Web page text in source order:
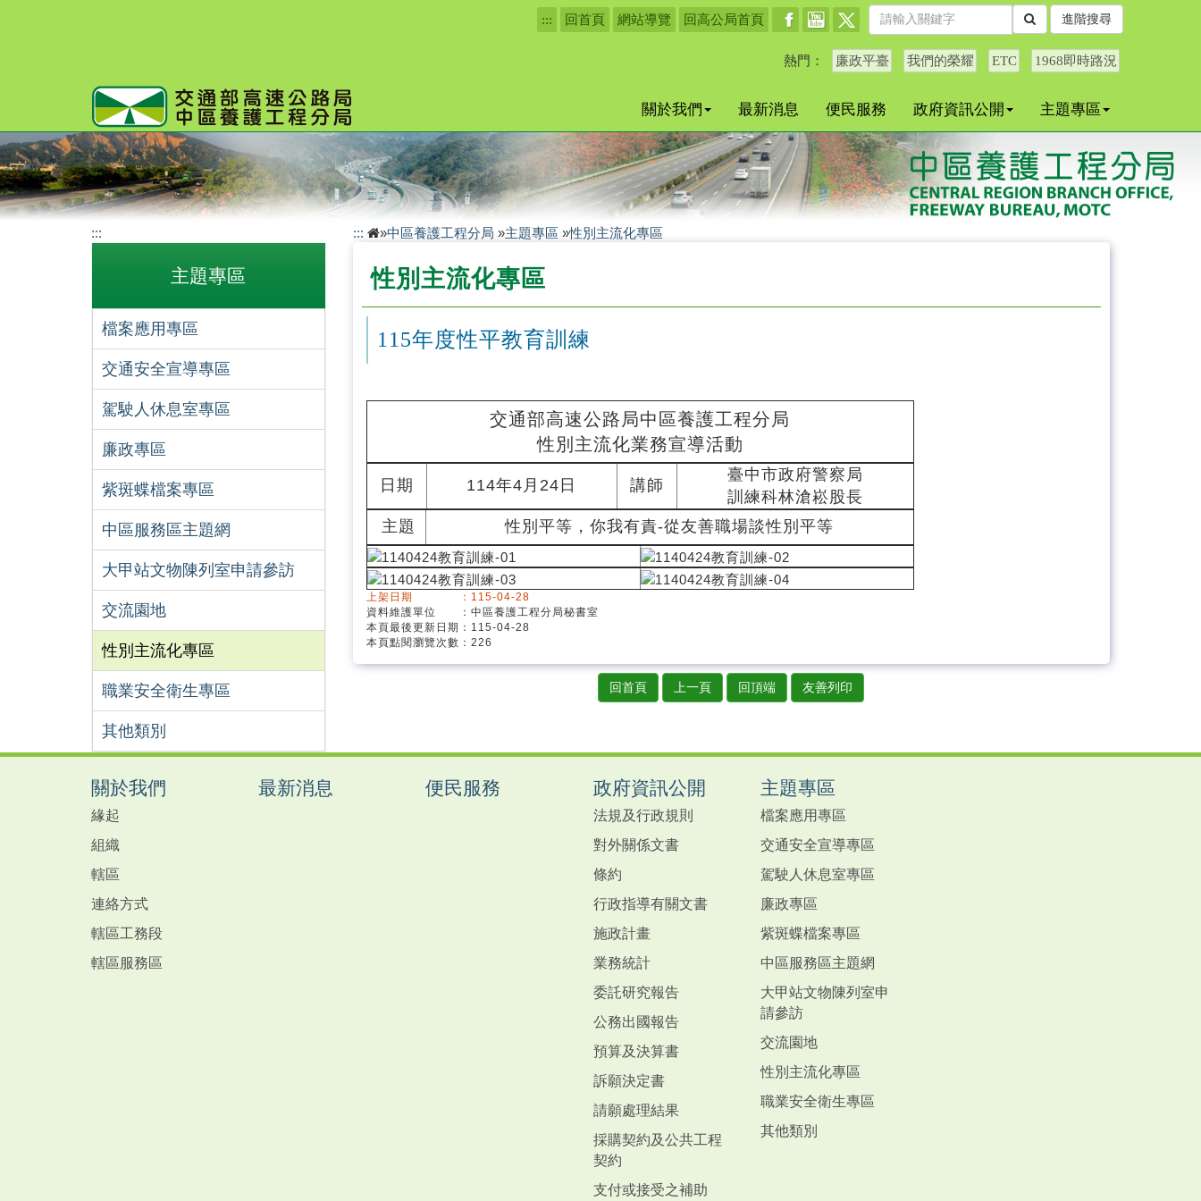
::: 回首頁 網站導覽 回高公局首頁 進階搜尋
熱門： 廉政平臺 我們的榮耀 ETC 1968即時路況
關於我們 最新消息 便民服務 政府資訊公開 主題專區
:::
主題專區
檔案應用專區
交通安全宣導專區
駕駛人休息室專區
廉政專區
紫斑蝶檔案專區
中區服務區主題網
大甲站文物陳列室申請參訪
交流園地
性別主流化專區
職業安全衛生專區
其他類別
::: »中區養護工程分局 »主題專區 »性別主流化專區
性別主流化專區
115年度性平教育訓練
交通部高速公路局中區養護工程分局
性別主流化業務宣導活動
日期 114年4月24日 講師
臺中市政府警察局
訓練科林滄崧股長
主題
性別平等，你我有責-從友善職場談性別平等
上架日期 ：115-04-28
資料維護單位 ：中區養護工程分局秘書室
本頁最後更新日期：115-04-28
本頁點閱瀏覽次數：226
回首頁 上一頁 回頂端 友善列印
關於我們
緣起
組織
轄區
連絡方式
轄區工務段
轄區服務區
最新消息 便民服務 政府資訊公開
法規及行政規則
對外關係文書
條約
行政指導有關文書
施政計畫
業務統計
委託研究報告
公務出國報告
預算及決算書
訴願決定書
請願處理結果
採購契約及公共工程
契約
支付或接受之補助
主題專區
檔案應用專區
交通安全宣導專區
駕駛人休息室專區
廉政專區
紫斑蝶檔案專區
中區服務區主題網
大甲站文物陳列室申
請參訪
交流園地
性別主流化專區
職業安全衛生專區
其他類別